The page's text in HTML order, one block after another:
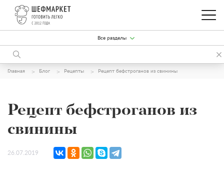
Все разделы
Главная Блог Рецепты Рецепт бефстроганов из свинины
Рецепт бефстроганов из
свинины
26.07.2019